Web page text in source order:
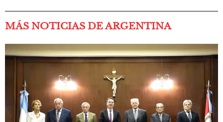
MÁS NOTICIAS DE ARGENTINA